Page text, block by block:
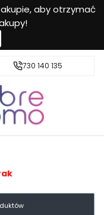
aby otrzymać
pomoc
730 140 135